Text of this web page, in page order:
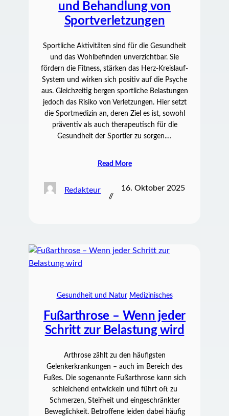
und Behandlung von
Sportverletzungen
Sportliche Aktivitäten sind für die Gesundheit
und das Wohlbefinden unverzichtbar. Sie
fördern die Fitness, stärken das Herz-Kreislauf-
System und wirken sich positiv auf die Psyche
aus. Gleichzeitig bergen sportliche Belastungen
jedoch das Risiko von Verletzungen. Hier setzt
die Sportmedizin an, deren Ziel es ist, sowohl
präventiv als auch therapeutisch für die
Gesundheit der Sportler zu sorgen.…
Read More
Redakteur
//
16. Oktober 2025
Gesundheit und Natur Medizinisches
Fußarthrose – Wenn jeder
Schritt zur Belastung wird
Arthrose zählt zu den häufigsten
Gelenkerkrankungen – auch im Bereich des
Fußes. Die sogenannte Fußarthrose kann sich
schleichend entwickeln und führt oft zu
Schmerzen, Steifheit und eingeschränkter
Beweglichkeit. Betroffene leiden dabei häufig